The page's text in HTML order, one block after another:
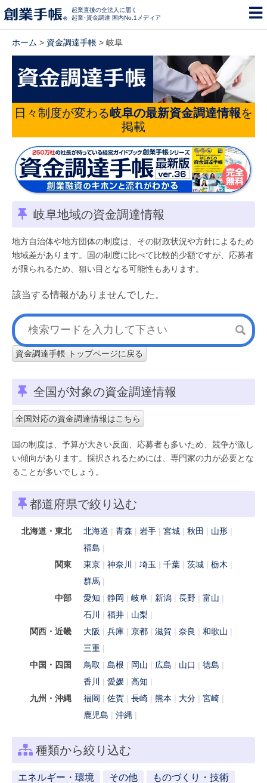
起業直後の全法人に届く
起業･資金調達 国内No.1メディア
ホーム > 資金調達手帳 > 岐阜
日々制度が変わる岐阜の最新資金調達情報を
掲載
岐阜地域の資金調達情報
地方自治体や地方団体の制度は、その財政状況や方針によるため
地域差があります。国の制度に比べて比較的少額ですが、応募者
が限られるため、狙い目となる可能性もあります。
該当する情報がありませんでした。
資金調達手帳 トップページに戻る
全国が対象の資金調達情報
全国対応の資金調達情報はこちら
国の制度は、予算が大きい反面、応募者も多いため、競争が激し
い傾向があります。採択されるためには、専門家の力が必要とな
ることが多いでしょう。
都道府県で絞り込む
北海道・東北 北海道 青森 岩手 宮城 秋田
山形
福島
関東
東京 神奈川 埼玉 千葉 茨城
栃木
群馬
中部
愛知 静岡 岐阜 新潟 長野
富山
石川
福井
山梨
関西・近畿
大阪 兵庫 京都 滋賀 奈良
和歌山
三重
中国・四国
鳥取 島根 岡山 広島 山口
徳島
香川
愛媛
高知
九州・沖縄
福岡 佐賀 長崎 熊本 大分
宮崎
鹿児島
沖縄
種類から絞り込む
エネルギー・環境 その他
ものづくり・技術